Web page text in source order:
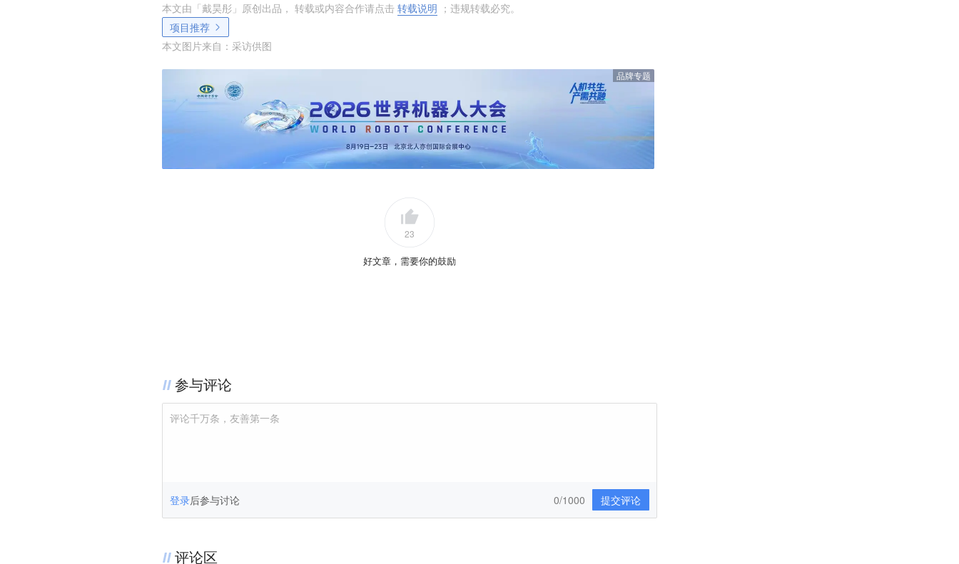
本文由「戴昊彤 」原创出品， 转载或内容合作请点击 转载说明 ；违规转载必究。
项目推荐
本文图片来自： 采访供图
品牌专题
23
好文章，需要你的鼓励
参与评论
评论千万条，友善第一条
登录后参与讨论 提交评论
0/1000
评论区